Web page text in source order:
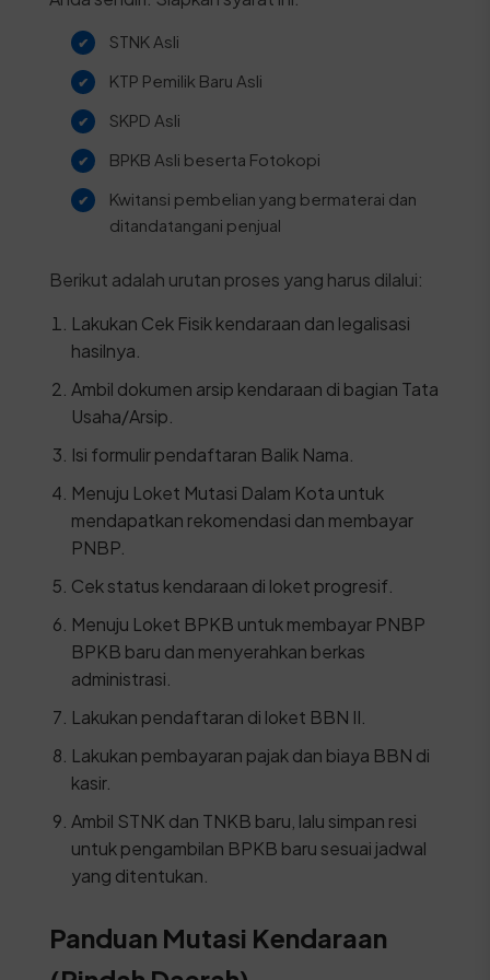
STNK Asli
KTP Pemilik Baru Asli
SKPD Asli
BPKB Asli beserta Fotokopi
Kwitansi pembelian yang bermaterai dan
ditandatangani penjual
Berikut adalah urutan proses yang harus dilalui:
Lakukan Cek Fisik kendaraan dan legalisasi
hasilnya.
Ambil dokumen arsip kendaraan di bagian Tata
Usaha/Arsip.
Isi formulir pendaftaran Balik Nama.
Menuju Loket Mutasi Dalam Kota untuk
mendapatkan rekomendasi dan membayar
PNBP.
Cek status kendaraan di loket progresif.
Menuju Loket BPKB untuk membayar PNBP
BPKB baru dan menyerahkan berkas
administrasi.
Lakukan pendaftaran di loket BBN II.
Lakukan pembayaran pajak dan biaya BBN di
kasir.
Ambil STNK dan TNKB baru, lalu simpan resi
untuk pengambilan BPKB baru sesuai jadwal
yang ditentukan.
Panduan Mutasi Kendaraan